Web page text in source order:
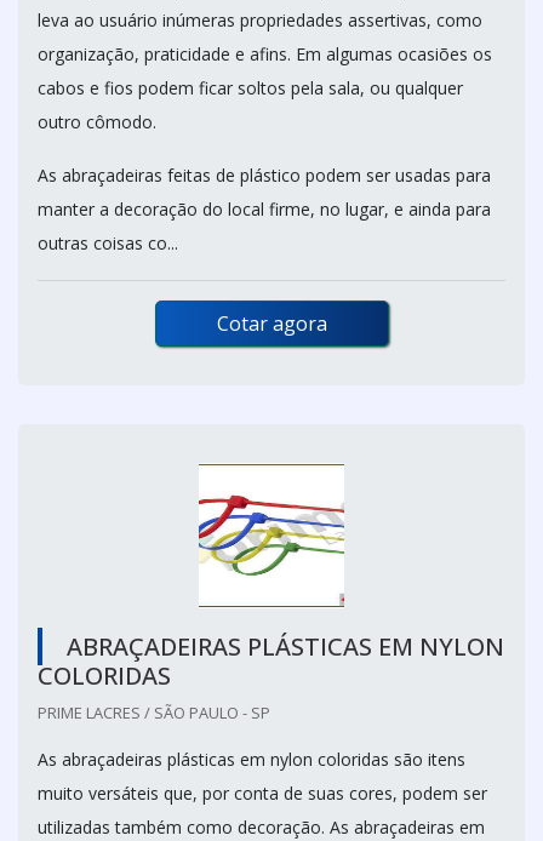
leva ao usuário inúmeras propriedades assertivas, como
organização, praticidade e afins. Em algumas ocasiões os
cabos e fios podem ficar soltos pela sala, ou qualquer
outro cômodo.
As abraçadeiras feitas de plástico podem ser usadas para
manter a decoração do local firme, no lugar, e ainda para
outras coisas co...
Cotar agora
ABRAÇADEIRAS PLÁSTICAS EM NYLON
COLORIDAS
PRIME LACRES / SÃO PAULO - SP
As abraçadeiras plásticas em nylon coloridas são itens
muito versáteis que, por conta de suas cores, podem ser
utilizadas também como decoração. As abraçadeiras em